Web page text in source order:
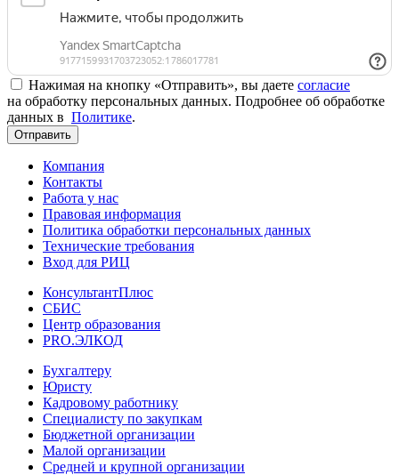
Нажимая на кнопку «Отправить», вы даете согласие
на обработку персональных данных. Подробнее об обработке
данных в Политике.
Отправить
Компания
Контакты
Работа у нас
Правовая информация
Политика обработки персональных данных
Технические требования
Вход для РИЦ
КонсультантПлюс
СБИС
Центр образования
PRO.ЭЛКОД
Бухгалтеру
Юристу
Кадровому работнику
Специалисту по закупкам
Бюджетной организации
Малой организации
Средней и крупной организации